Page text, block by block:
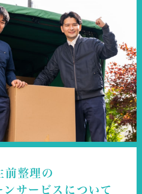
前整理の
ンサービスについて